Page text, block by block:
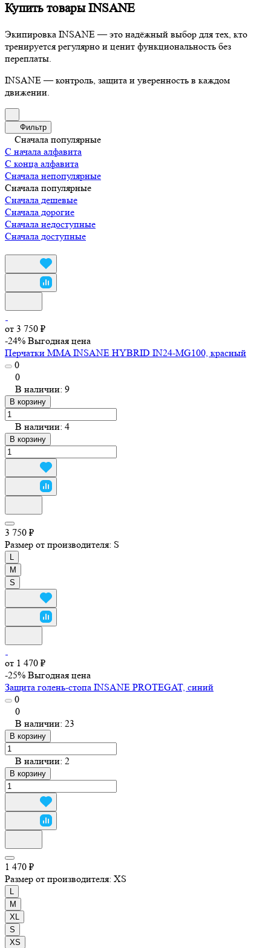
Купить товары INSANE
Экипировка INSANE — это надёжный выбор для тех, кто
тренируется регулярно и ценит функциональность без
переплаты.
INSANE — контроль, защита и уверенность в каждом
движении.
Фильтр
Сначала популярные
С начала алфавита
С конца алфавита
Сначала непопулярные
Сначала популярные
Сначала дешевые
Сначала дорогие
Сначала недоступные
Сначала доступные
от 3 750 ₽
-24% Выгодная цена
Перчатки MMA INSANE HYBRID IN24-MG100, красный
0
0
В наличии: 9
В корзину
В наличии: 4
В корзину
3 750 ₽
Размер от производителя: S
L
M
S
от 1 470 ₽
-25% Выгодная цена
Защита голень-стопа INSANE PROTEGAT, синий
0
0
В наличии: 23
В корзину
В наличии: 2
В корзину
1 470 ₽
Размер от производителя: XS
L
M
XL
S
XS